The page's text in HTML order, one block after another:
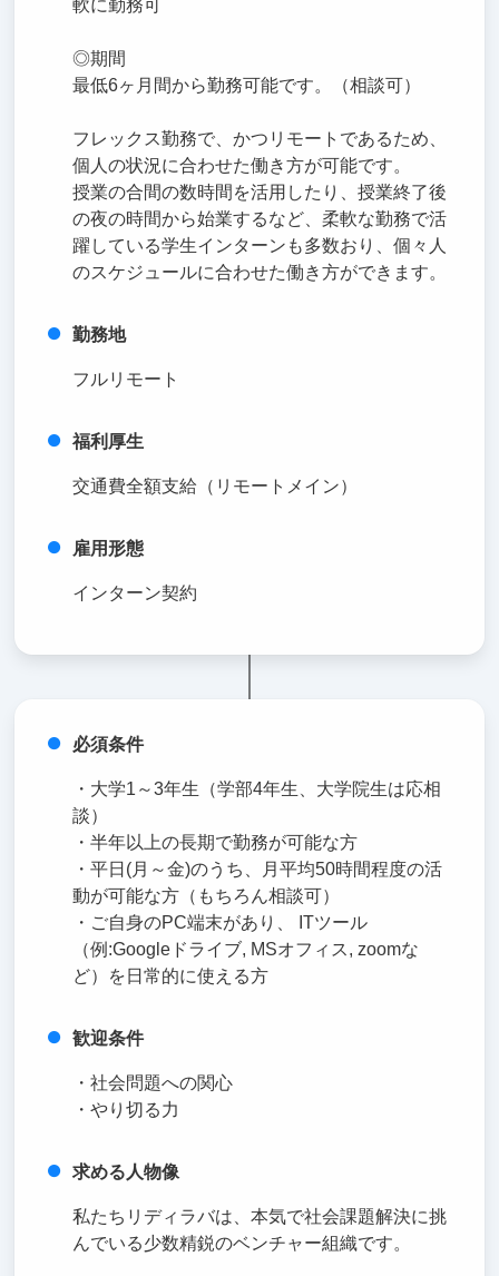
軟に勤務可
◎期間
最低6ヶ月間から勤務可能です。（相談可）
フレックス勤務で、かつリモートであるため、
個人の状況に合わせた働き方が可能です。
授業の合間の数時間を活用したり、授業終了後
の夜の時間から始業するなど、柔軟な勤務で活
躍している学生インターンも多数おり、個々人
のスケジュールに合わせた働き方ができます。
勤務地
フルリモート
福利厚生
交通費全額支給（リモートメイン）
雇用形態
インターン契約
必須条件
・大学1～3年生（学部4年生、大学院生は応相
談）
・半年以上の長期で勤務が可能な方
・平日(月～金)のうち、月平均50時間程度の活
動が可能な方（もちろん相談可）
・ご自身のPC端末があり、 ITツール
（例:Googleドライブ, MSオフィス, zoomな
ど）を日常的に使える方
歓迎条件
・社会問題への関心
・やり切る力
求める人物像
私たちリディラバは、本気で社会課題解決に挑
んでいる少数精鋭のベンチャー組織です。